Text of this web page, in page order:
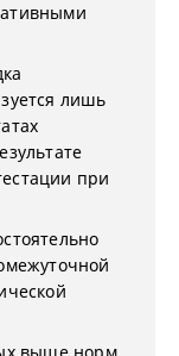
лишь
при